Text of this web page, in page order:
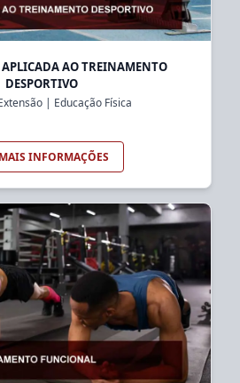
AO TREINAMENTO
DESPORTIVO
| Educação Física
INFORMAÇÕES